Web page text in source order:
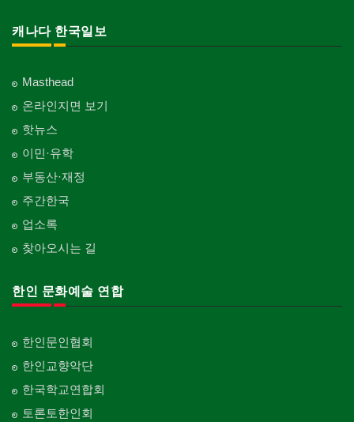
캐나다 한국일보
Masthead
온라인지면 보기
핫뉴스
이민·유학
부동산·재정
주간한국
업소록
찾아오시는 길
한인 문화예술 연합
한인문인협회
한인교향악단
한국학교연합회
토론토한인회